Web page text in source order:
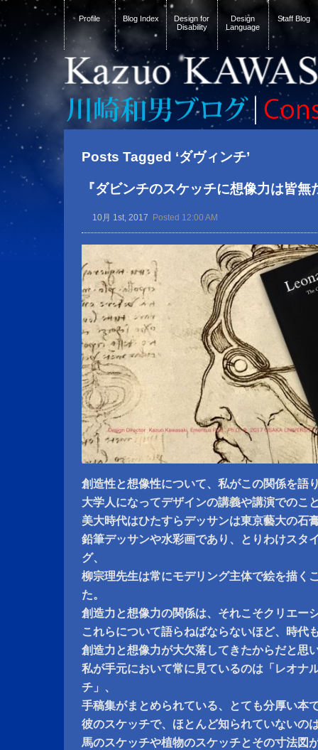
Profile Blog Index
Design for
Disability
Design
Language
Staff Blog
Posts Tagged ‘ダヴィンチ’
『ダビンチのスケッチに想像力は皆
10月 1st, 2017 Posted 12:00 AM
創造性と想像性について、私がこの関係を語
大学人になってデザインの講義や講演でのこ
美大時代はひたすらデッサンは東京藝大の石
鉛筆デッサンや水彩画であり、とりわけスタ
グ、
柳宗理先生は常にモデリング主体で絵を描く
た。
創造力と想像力の関係は、それこそクリエー
これらについて語らねばならないほど、時代
創造力と想像力が大欠落してきたからだと思
私が手元において常に見ているのは「レオナ
チ」、
手稿集がまとめられている、とても分厚い本
彼のスケッチで、ほとんど知られていないの
馬のスケッチや植物のスケッチとその寸法図